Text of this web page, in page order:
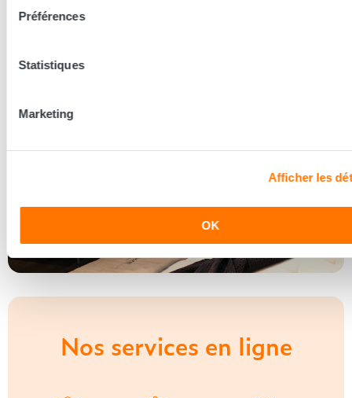
Préférences
Statistiques
Marketing
Afficher les
OK
Découvrir les coulisses
Nos services en ligne